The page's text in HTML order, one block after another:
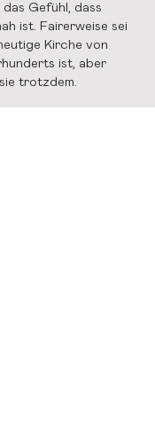
Gefühl, dass
ist. Fairerweise sei
Kirche von
ist, aber
trotzdem.